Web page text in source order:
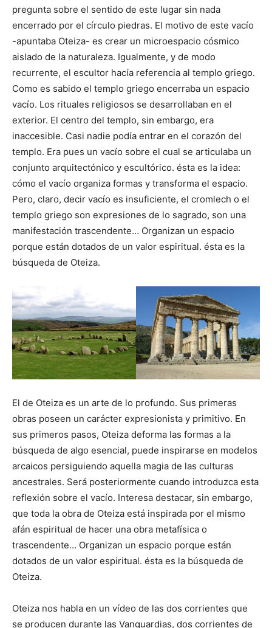
pregunta sobre el sentido de este lugar sin nada
encerrado por el círculo piedras. El motivo de este vacío
-apuntaba Oteiza- es crear un microespacio cósmico
aislado de la naturaleza. Igualmente, y de modo
recurrente, el escultor hacía referencia al templo griego.
Como es sabido el templo griego encerraba un espacio
vacío. Los rituales religiosos se desarrollaban en el
exterior. El centro del templo, sin embargo, era
inaccesible. Casi nadie podía entrar en el corazón del
templo. Era pues un vacío sobre el cual se articulaba un
conjunto arquitectónico y escultórico. ésta es la idea:
cómo el vacío organiza formas y transforma el espacio.
Pero, claro, decir vacío es insuficiente, el cromlech o el
templo griego son expresiones de lo sagrado, son una
manifestación trascendente… Organizan un espacio
porque están dotados de un valor espiritual. ésta es la
búsqueda de Oteiza.
El de Oteiza es un arte de lo profundo. Sus primeras
obras poseen un carácter expresionista y primitivo. En
sus primeros pasos, Oteiza deforma las formas a la
búsqueda de algo esencial, puede inspirarse en modelos
arcaicos persiguiendo aquella magia de las culturas
ancestrales. Será posteriormente cuando introduzca esta
reflexión sobre el vacío. Interesa destacar, sin embargo,
que toda la obra de Oteiza está inspirada por el mismo
afán espiritual de hacer una obra metafísica o
trascendente… Organizan un espacio porque están
dotados de un valor espiritual. ésta es la búsqueda de
Oteiza.
Oteiza nos habla en un vídeo de las dos corrientes que
se producen durante las Vanguardias, dos corrientes de